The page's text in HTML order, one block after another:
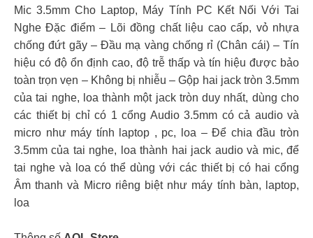
Mic 3.5mm Cho Laptop, Máy Tính PC Kết Nối Với Tai
Nghe Đặc điểm – Lõi đồng chất liệu cao cấp, vỏ nhựa
chống đứt gãy – Đầu mạ vàng chống rỉ (Chân cái) – Tín
hiệu có độ ổn định cao, độ trễ thấp và tín hiệu được bảo
toàn trọn vẹn – Không bị nhiễu – Gộp hai jack tròn 3.5mm
của tai nghe, loa thành một jack tròn duy nhất, dùng cho
các thiết bị chỉ có 1 cổng Audio 3.5mm có cả audio và
micro như máy tính laptop , pc, loa – Để chia đầu tròn
3.5mm của tai nghe, loa thành hai jack audio và mic, để
tai nghe và loa có thể dùng với các thiết bị có hai cổng
Âm thanh và Micro riêng biệt như máy tính bàn, laptop,
loa